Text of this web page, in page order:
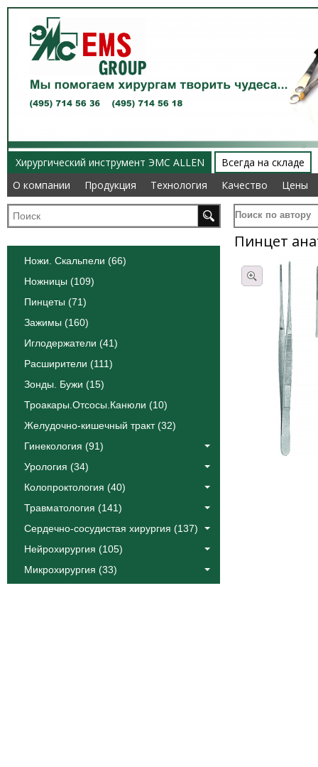
Хирургический инструмент ЭМС ALLEN
О компании
Продукция Технология Качество Цены
Всегда на складе
О компании
Продукция Технология Качество Цены
Поиск по автору
Ножи. Скальпели (66)
Ножницы (109)
Пинцеты (71)
Зажимы (160)
Иглодержатели (41)
Расширители (111)
Зонды. Бужи (15)
Троакары.Отсосы.Канюли (10)
Желудочно-кишечный тракт (32)
Гинекология (91)
Урология (34)
Колопроктология (40)
Травматология (141)
Сердечно-сосудистая хирургия (137)
Нейрохирургия (105)
Микрохирургия (33)
Пинцет